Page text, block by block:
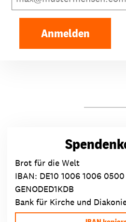
Anmelden
Brot für die Welt
IBAN: DE10 1006 1006
GENODED1KDB
Bank für Kirche und